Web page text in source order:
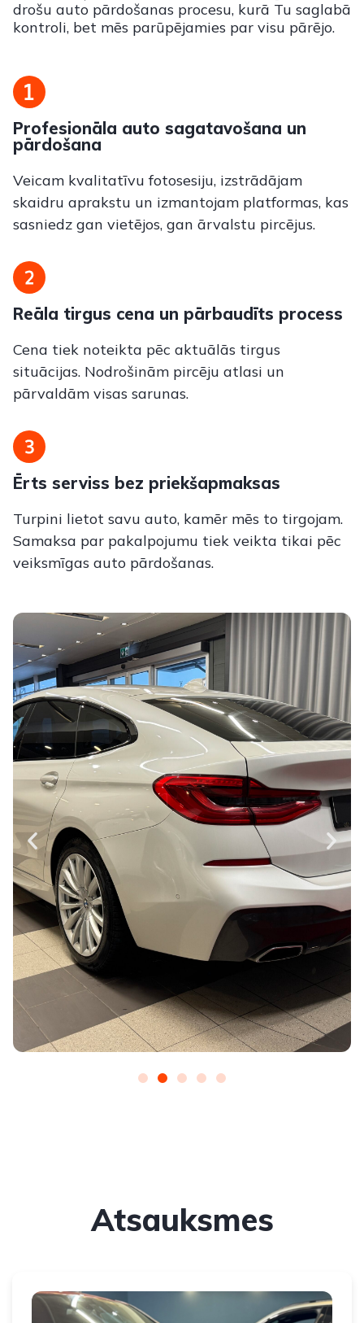
drošu auto pārdošanas procesu, kurā Tu saglabā
kontroli, bet mēs parūpējamies par visu pārējo.
Profesionāla auto sagatavošana un
pārdošana
Veicam kvalitatīvu fotosesiju, izstrādājam
skaidru aprakstu un izmantojam platformas, kas
sasniedz gan vietējos, gan ārvalstu pircējus.
Reāla tirgus cena un pārbaudīts process
Cena tiek noteikta pēc aktuālās tirgus
situācijas. Nodrošinām pircēju atlasi un
pārvaldām visas sarunas.
Ērts serviss bez priekšapmaksas
Turpini lietot savu auto, kamēr mēs to tirgojam.
Samaksa par pakalpojumu tiek veikta tikai pēc
veiksmīgas auto pārdošanas.
Atsauksmes